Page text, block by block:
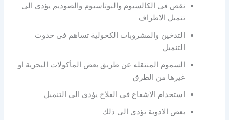
نقص فى الكالسيوم والبوتاسيوم والصوديم يؤدى الى
تنميل الاطراف
التدخين والمشروبات الكحولية تساهم فى حدوث
التنميل
السموم المنتقله عن طريق بعض المأكولات البحرية او
غيرها من الطرق
استخدام الاشعاع فى العلاج يؤدى الى التنميل
بعض الادوية تؤدى الى ذلك